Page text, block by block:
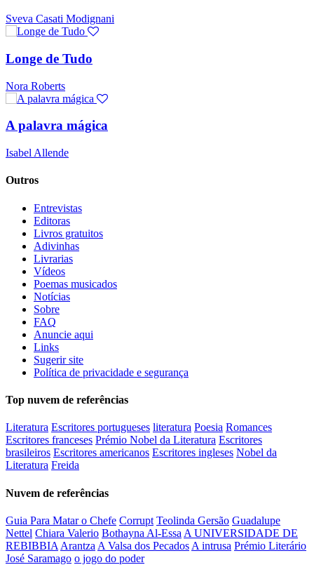
Sveva Casati Modignani
Longe de Tudo
Nora Roberts
A palavra mágica
Isabel Allende
Outros
Entrevistas
Editoras
Livros gratuitos
Adivinhas
Livrarias
Vídeos
Poemas musicados
Notícias
Sobre
FAQ
Anuncie aqui
Links
Sugerir site
Política de privacidade e segurança
Top nuvem de referências
Literatura Escritores portugueses literatura Poesia Romances
Escritores franceses Prémio Nobel da Literatura Escritores
brasileiros Escritores americanos Escritores ingleses Nobel da
Literatura Freida
Nuvem de referências
Guia Para Matar o Chefe Corrupt Teolinda Gersão Guadalupe
Nettel Chiara Valerio Bothayna Al-Essa A UNIVERSIDADE DE
REBIBBIA Arantza A Valsa dos Pecados A intrusa Prémio Literário
José Saramago o jogo do poder